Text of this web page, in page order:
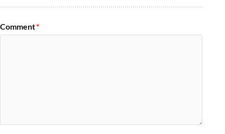
Comment*